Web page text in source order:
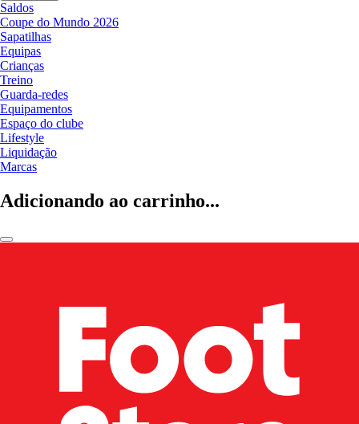
Saldos
Coupe do Mundo 2026
Sapatilhas
Equipas
Crianças
Treino
Guarda-redes
Equipamentos
Espaço do clube
Lifestyle
Liquidação
Marcas
Adicionando ao carrinho...